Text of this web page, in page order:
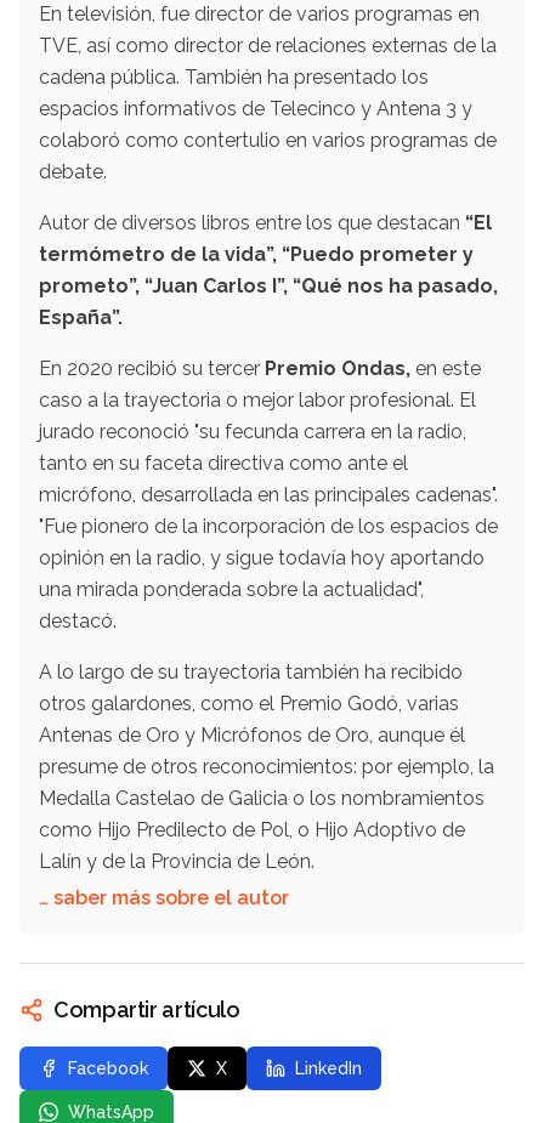
En televisión, fue director de varios programas en
TVE, así como director de relaciones externas de la
cadena pública. También ha presentado los
espacios informativos de Telecinco y Antena 3 y
colaboró como contertulio en varios programas de
debate.
Autor de diversos libros entre los que destacan “El
termómetro de la vida”, “Puedo prometer y
prometo”, “Juan Carlos I”, “Qué nos ha pasado,
España”.
En 2020 recibió su tercer Premio Ondas, en este
caso a la trayectoria o mejor labor profesional. El
jurado reconoció "su fecunda carrera en la radio,
tanto en su faceta directiva como ante el
micrófono, desarrollada en las principales cadenas".
"Fue pionero de la incorporación de los espacios de
opinión en la radio, y sigue todavía hoy aportando
una mirada ponderada sobre la actualidad",
destacó.
A lo largo de su trayectoria también ha recibido
otros galardones, como el Premio Godó, varias
Antenas de Oro y Micrófonos de Oro, aunque él
presume de otros reconocimientos: por ejemplo, la
Medalla Castelao de Galicia o los nombramientos
como Hijo Predilecto de Pol, o Hijo Adoptivo de
Lalín y de la Provincia de León.
… saber más sobre el autor
Compartir artículo
Facebook X LinkedIn
WhatsApp